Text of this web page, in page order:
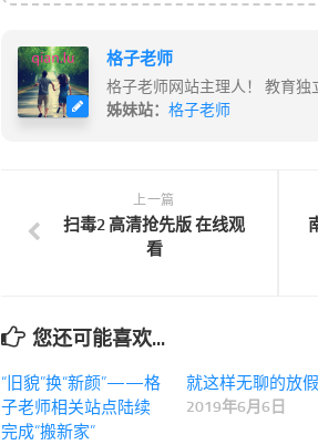
格子老师
格子老师网站主理人！ 教育独
姊妹站： 格子老师
上一篇
扫毒2 高清抢先版 在线观
看
您还可能喜欢...
“旧貌”换“新颜”——格
子老师相关站点陆续
完成“搬新家”
就这样无聊的放
2019年6月6日